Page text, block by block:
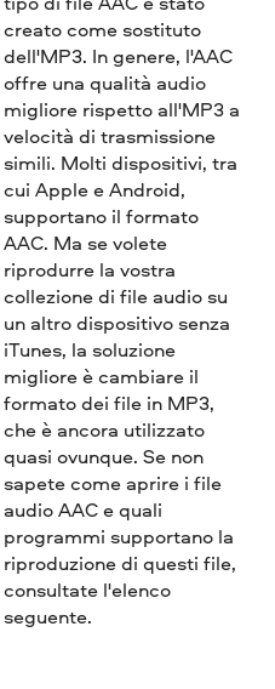
creato come sostituto
dell'MP3. In genere, l'AAC
offre una qualità audio
migliore rispetto all'MP3 a
velocità di trasmissione
simili. Molti dispositivi, tra
cui Apple e Android,
supportano il formato
AAC. Ma se volete
riprodurre la vostra
collezione di file audio su
un altro dispositivo senza
iTunes, la soluzione
migliore è cambiare il
formato dei file in MP3,
che è ancora utilizzato
quasi ovunque. Se non
sapete come aprire i file
audio AAC e quali
programmi supportano la
riproduzione di questi file,
consultate l'elenco
seguente.